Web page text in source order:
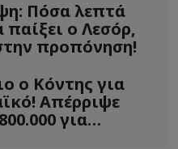
Πόσα λεπτά
παίξει ο Λεσόρ,
προπόνηση!
ο Κόντης για
Απέρριψε
για